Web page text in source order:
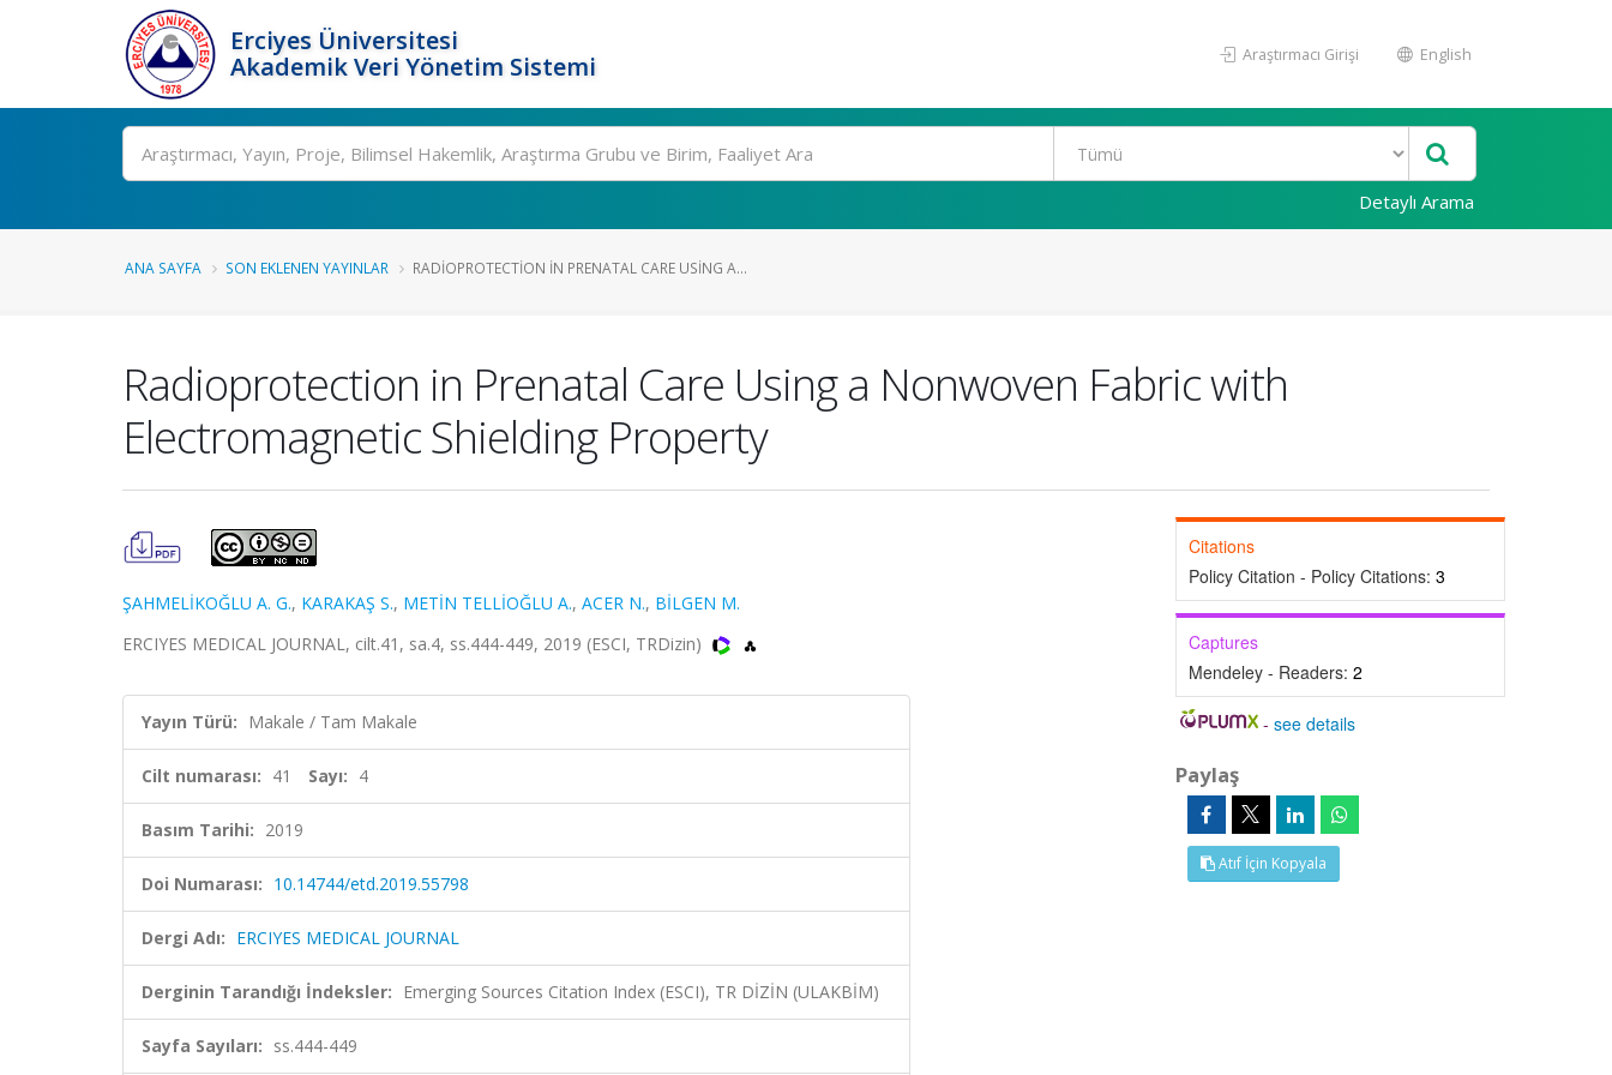
Erciyes Üniversitesi
Akademik Veri Yönetim Sistemi
Araştırmacı Girişi English
Ara
Detaylı Arama
ANA SAYFA SON EKLENEN YAYINLAR RADIOPROTECTION IN PRENATAL CARE USING A...
Radioprotection in Prenatal Care Using a Nonwoven Fabric with
Electromagnetic Shielding Property
ŞAHMELİKOĞLU A. G., KARAKAŞ S., METİN TELLİOĞLU A., ACER N., BİLGEN M.
ERCIYES MEDICAL JOURNAL, cilt.41, sa.4, ss.444-449, 2019 (ESCI, TRDizin)
Yayın Türü: Makale / Tam Makale
Cilt numarası: 41 Sayı: 4
Basım Tarihi: 2019
Doi Numarası: 10.14744/etd.2019.55798
Dergi Adı: ERCIYES MEDICAL JOURNAL
Derginin Tarandığı İndeksler: Emerging Sources Citation Index (ESCI), TR DİZİN (ULAKBİM)
Sayfa Sayıları: ss.444-449
Citations
Policy Citation - Policy Citations: 3
Captures
Mendeley - Readers: 2
-see details
Paylaş
Atıf İçin Kopyala